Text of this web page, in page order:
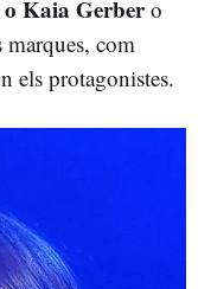
Kaia Gerbero
marques, com
els protagonistes.